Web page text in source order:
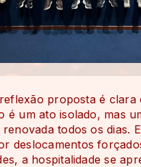
proposta é clara
é um ato isolado, mas
todos os dias.
deslocamentos
a hospitalidade se